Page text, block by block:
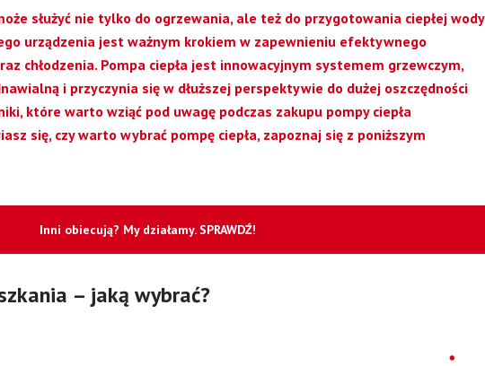
służyć nie tylko do ogrzewania, ale też do przygotowania ciepłej wody
urządzenia jest ważnym krokiem w zapewnieniu efektywnego
chłodzenia. Pompa ciepła jest innowacyjnym systemem grzewczym,
i przyczynia się w dłuższej perspektywie do dużej oszczędności
które warto wziąć pod uwagę podczas zakupu pompy ciepła
się, czy warto wybrać pompę ciepła, zapoznaj się z poniższym
Inni obiecują? My działamy. SPRAWDŹ!
– jaką wybrać?